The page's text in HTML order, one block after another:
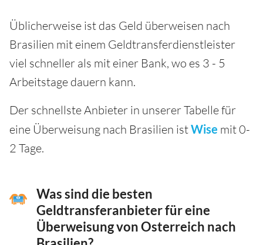
Üblicherweise ist das Geld überweisen nach
Brasilien mit einem Geldtransferdienstleister
viel schneller als mit einer Bank, wo es 3 - 5
Arbeitstage dauern kann.
Der schnellste Anbieter in unserer Tabelle für
eine Überweisung nach Brasilien istWise mit 0-
2 Tage.
Was sind die besten
Geldtransferanbieter für eine
Überweisung von Osterreich nach